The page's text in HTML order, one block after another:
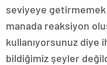
seviyeye
manada reaksiyon
kullanıyorsunuz diye
bildiğimiz şeyler